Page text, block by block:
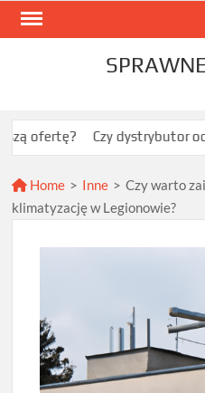
Skip
Czy dystrybutor odzieży
Home > Inne > Czy warto
klimatyzację w Legionowie?